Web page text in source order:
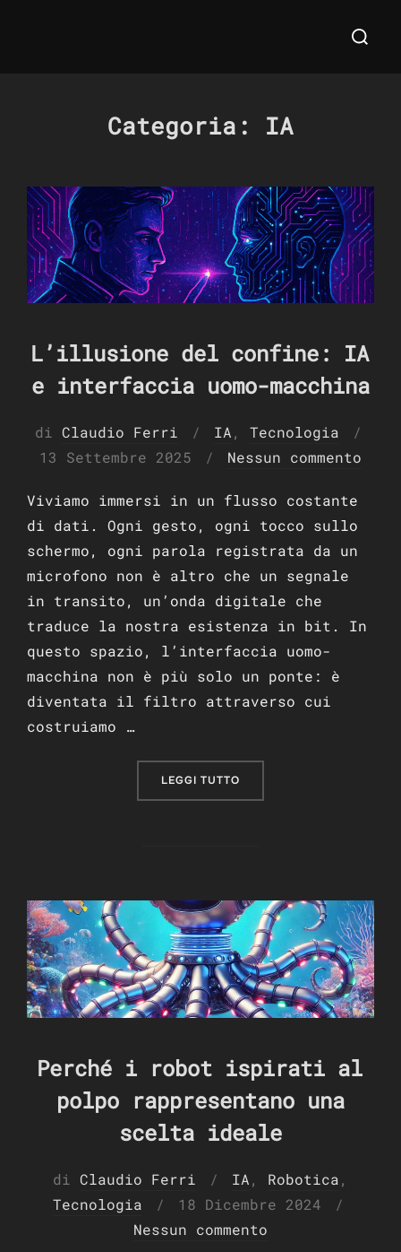
Cerca
Categoria: IA
L’illusione del confine: IA
e interfaccia uomo-macchina
di Claudio Ferri IA, Tecnologia
13 Settembre 2025 Nessun commento
Viviamo immersi in un flusso costante
di dati. Ogni gesto, ogni tocco sullo
schermo, ogni parola registrata da un
microfono non è altro che un segnale
in transito, un’onda digitale che
traduce la nostra esistenza in bit. In
questo spazio, l’interfaccia uomo-
macchina non è più solo un ponte: è
diventata il filtro attraverso cui
costruiamo …
LEGGI TUTTO
Perché i robot ispirati al
polpo rappresentano una
scelta ideale
di Claudio Ferri IA, Robotica,
Tecnologia
Pubblicato
il
18 Dicembre 2024
Nessun commento